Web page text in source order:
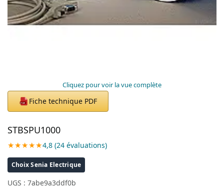
Cliquez pour voir la vue complète
PDF Fiche technique PDF
STBSPU1000
★★★★★4,8 (24 évaluations)
Choix Senia Electrique
UGS : 7abe9a3ddf0b